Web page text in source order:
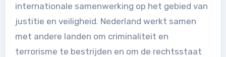
internationale samenwerking op het gebied van
justitie en veiligheid. Nederland werkt samen
met andere landen om criminaliteit en
terrorisme te bestrijden en om de rechtsstaat